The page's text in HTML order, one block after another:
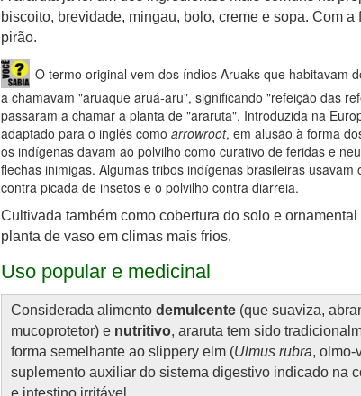
biscoito, brevidade, mingau, bolo, creme e sopa. Com a
pirão.
O termo original vem dos índios Aruaks que habitavam
a chamavam "aruaque aruá-aru", significando "refeição das
passaram a chamar a planta de "araruta". Introduzida na
adaptado para o inglês como arrowroot, em alusão à forma
os indígenas davam ao polvilho como curativo de feridas e
flechas inimigas. Algumas tribos indígenas brasileiras usavam
contra picada de insetos e o polvilho contra diarreia.
Cultivada também como cobertura do solo e
planta de vaso em climas mais frios.
Uso popular e medicinal
Considerada alimento demulcente(que suaviza,
mucoprotetor) e nutritivo, araruta tem sido
forma semelhante ao slippery elm (Ulmus rubra, olmo-
suplemento auxiliar do sistema digestivo indicado na